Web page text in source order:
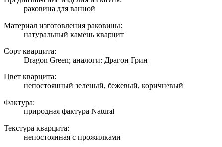
раковина для ванной
Материал изготовления раковины:
натуральный камень кварцит
Сорт кварцита:
Dragon Green; аналоги: Драгон Грин
Цвет кварцита:
непостоянный зеленый, бежевый, коричневый
Фактура:
природная фактура Natural
Текстура кварцита:
непостоянная с прожилками